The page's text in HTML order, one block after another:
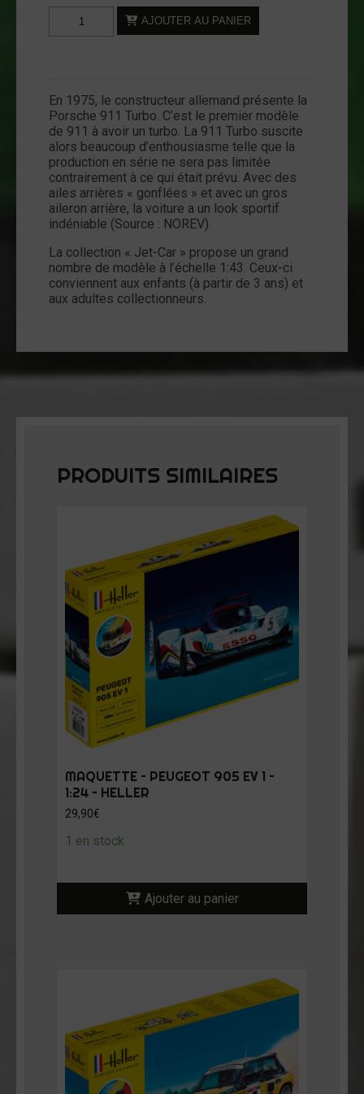
quantité
de
911
Turbo
-
1:43
-
NOREV
AJOUTER AU PANIER
En 1975, le constructeur allemand présente la
Porsche 911 Turbo. C’est le premier modèle
de 911 à avoir un turbo. La 911 Turbo suscite
alors beaucoup d’enthousiasme telle que la
production en série ne sera pas limitée
contrairement à ce qui était prévu. Avec des
ailes arrières « gonflées » et avec un gros
aileron arrière, la voiture a un look sportif
indéniable (Source : NOREV).
La collection « Jet-Car » propose un grand
nombre de modèle à l’échelle 1:43. Ceux-ci
conviennent aux enfants (à partir de 3 ans) et
aux adultes collectionneurs.
PRODUITS SIMILAIRES
MAQUETTE – PEUGEOT 905 EV 1 –
1:24 – HELLER
29,90€
1 en stock
Ajouter au panier